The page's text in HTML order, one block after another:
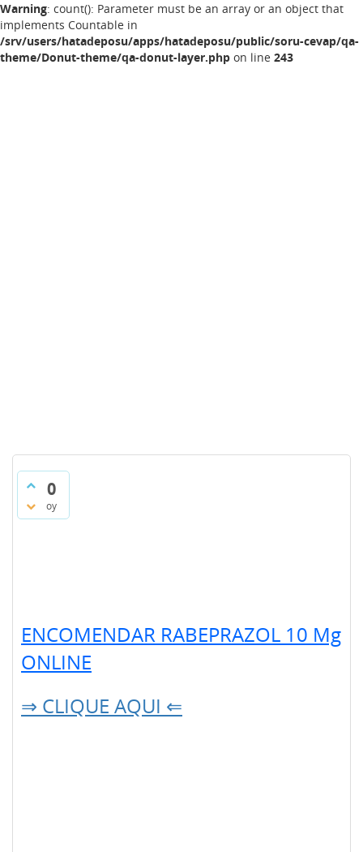
Warning: count(): Parameter must be an array or an object that
implements Countable in
/srv/users/hatadeposu/apps/hatadeposu/public/soru-cevap/qa-
theme/Donut-theme/qa-donut-layer.php on line 243
0
oy
ENCOMENDAR RABEPRAZOL 10 Mg
ONLINE
⇒ CLIQUE AQUI ⇐